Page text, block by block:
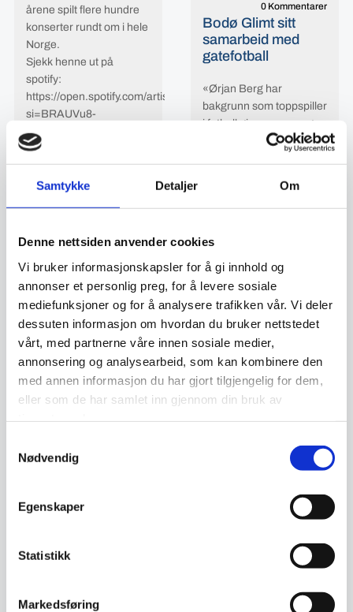
Samtykke Detaljer Om
Denne nettsiden anvender cookies
Vi bruker informasjonskapsler for å gi innhold og
annonser et personlig preg, for å levere sosiale
mediefunksjoner og for å analysere trafikken vår. Vi deler
dessuten informasjon om hvordan du bruker nettstedet
vårt, med partnerne våre innen sosiale medier,
annonsering og analysearbeid, som kan kombinere den
med annen informasjon du har gjort tilgjengelig for dem,
eller som de har samlet inn gjennom din bruk av
Nødvendig
Egenskaper
Statistikk
Markedsføring
årene spilt flere hundre
konserter rundt om i hele
Norge.
Sjekk henne ut på
spotify:
https://open.spotify.com/artist/28ZzzJhBEW1bHtFs1hW5R5?
si=BRAUVu8-
S76hhwv3U_VOFA
Les mer
0 Kommentarer
Bodø Glimt sitt
samarbeid med
gatefotball
«Ørjan Berg har
bakgrunn som toppspiller
i fotball gjennom mange
år. Kjent gjennom spill i
landslag. Spilte på
Rosenborg når klubben
Leauge.
Er nå ansatt i Bodø Glimt,
hvor han blant annet har
gatelag.
Gatelaget er et
samarbeidsprosjekt
mellom Bodø/Glimt og
Bodø kommune».